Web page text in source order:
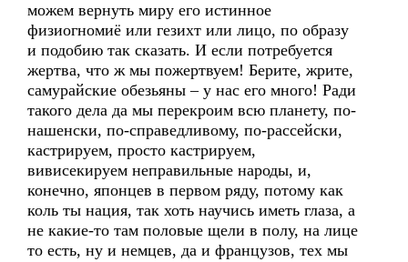
можем вернуть миру его истинное
физиогномиё или гезихт или лицо, по образу
и подобию так сказать. И если потребуется
жертва, что ж мы пожертвуем! Берите, жрите,
самурайские обезьяны – у нас его много! Ради
такого дела да мы перекроим всю планету, по-
нашенски, по-справедливому, по-рассейски,
кастрируем, просто кастрируем,
вивисекируем неправильные народы, и,
конечно, японцев в первом ряду, потому как
коль ты нация, так хоть научись иметь глаза, а
не какие-то там половые щели в полу, на лице
то есть, ну и немцев, да и французов, тех мы